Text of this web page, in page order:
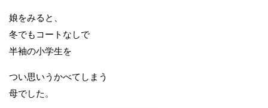
娘をみると、
冬でもコートなしで
半袖の小学生を
つい思いうかべてしまう
母でした。